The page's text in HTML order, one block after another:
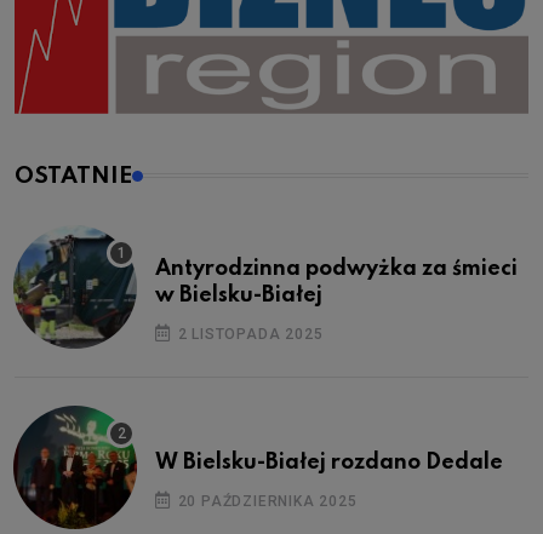
OSTATNIE
Antyrodzinna podwyżka za śmieci
w Bielsku-Białej
2 LISTOPADA 2025
W Bielsku-Białej rozdano Dedale
20 PAŹDZIERNIKA 2025